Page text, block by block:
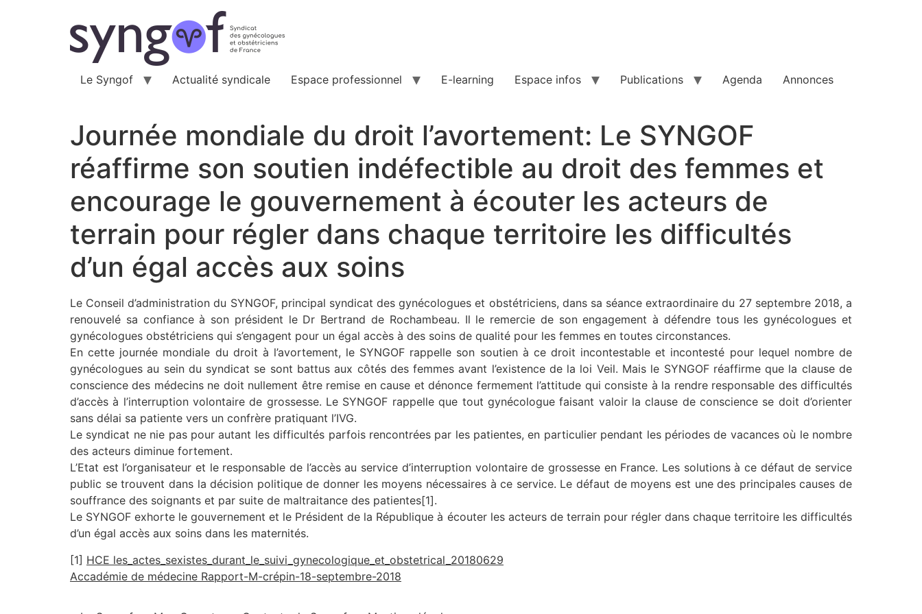
Le Syngof Actualité syndicale Espace professionnel E-learning Espace infos Publications Agenda Annonces
Journée mondiale du droit l’avortement: Le SYNGOF
réaffirme son soutien indéfectible au droit des femmes et
encourage le gouvernement à écouter les acteurs de
terrain pour régler dans chaque territoire les difficultés
d’un égal accès aux soins
Le Conseil d’administration du SYNGOF, principal syndicat des gynécologues et obstétriciens, dans sa séance extraordinaire du 27 septembre 2018, a
renouvelé sa confiance à son président le Dr Bertrand de Rochambeau. Il le remercie de son engagement à défendre tous les gynécologues et
gynécologues obstétriciens qui s’engagent pour un égal accès à des soins de qualité pour les femmes en toutes circonstances.
En cette journée mondiale du droit à l’avortement, le SYNGOF rappelle son soutien à ce droit incontestable et incontesté pour lequel nombre de
gynécologues au sein du syndicat se sont battus aux côtés des femmes avant l’existence de la loi Veil. Mais le SYNGOF réaffirme que la clause de
conscience des médecins ne doit nullement être remise en cause et dénonce fermement l’attitude qui consiste à la rendre responsable des difficultés
d’accès à l’interruption volontaire de grossesse. Le SYNGOF rappelle que tout gynécologue faisant valoir la clause de conscience se doit d’orienter
sans délai sa patiente vers un confrère pratiquant l’IVG.
Le syndicat ne nie pas pour autant les difficultés parfois rencontrées par les patientes, en particulier pendant les périodes de vacances où le nombre
des acteurs diminue fortement.
L’Etat est l’organisateur et le responsable de l’accès au service d’interruption volontaire de grossesse en France. Les solutions à ce défaut de service
public se trouvent dans la décision politique de donner les moyens nécessaires à ce service. Le défaut de moyens est une des principales causes de
souffrance des soignants et par suite de maltraitance des patientes[1].
Le SYNGOF exhorte le gouvernement et le Président de la République à écouter les acteurs de terrain pour régler dans chaque territoire les difficultés
d’un égal accès aux soins dans les maternités.
[1] HCE les_actes_sexistes_durant_le_suivi_gynecologique_et_obstetrical_20180629
Accadémie de médecine Rapport-M-crépin-18-septembre-2018